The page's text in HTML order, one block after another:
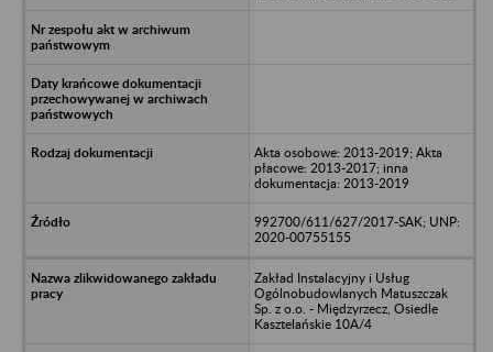
Akta osobowe: 2013-2019; Akta
płacowe: 2013-2017; inna
dokumentacja: 2013-2019
992700/611/627/2017-SAK; UNP:
2020-00755155
Zakład Instalacyjny i Usług
Ogólnobudowlanych Matuszczak
Sp. z o.o. - Międzyrzecz, Osiedle
Kasztelańskie 10A/4